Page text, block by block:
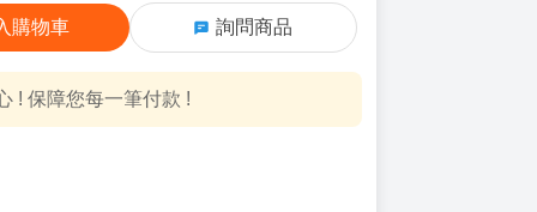
購物車 詢問商品
! 保障您每一筆付款 !